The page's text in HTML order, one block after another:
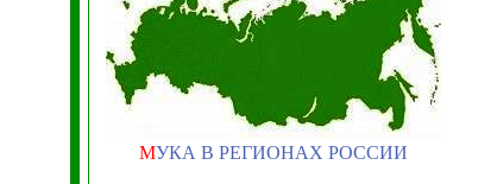
МУКА В РЕГИОНАХ РОССИИ